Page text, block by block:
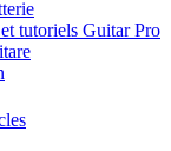
tutoriels Guitar Pro